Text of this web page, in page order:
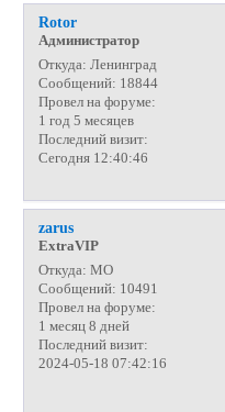
Rotor
Администратор
Откуда: Ленинград
Сообщений: 18844
Провел на форуме:
1 год 5 месяцев
Последний визит:
Сегодня 12:40:46
zarus
ExtraVIP
Откуда: МО
Сообщений: 10491
Провел на форуме:
1 месяц 8 дней
Последний визит:
2024-05-18 07:42:16